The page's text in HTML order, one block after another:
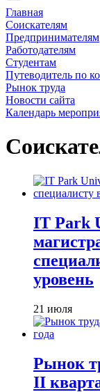
Главная
Соискателям
Предпринимателям
Работодателям
Студентам
Путеводитель по
Рынок труда
Новости сайта
Календарь
IT Park
уровень
21 июля
Рынок
II